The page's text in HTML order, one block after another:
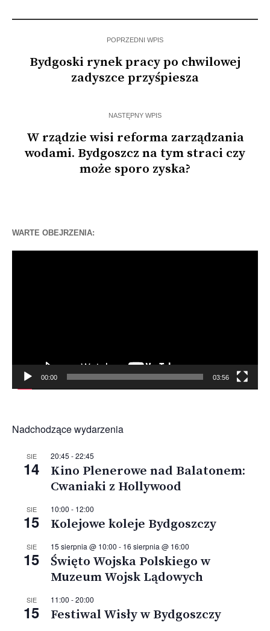
POPRZEDNI WPIS
Bydgoski rynek pracy po chwilowej
zadyszce przyśpiesza
NASTĘPNY WPIS
W rządzie wisi reforma zarządzania
wodami. Bydgoszcz na tym straci czy
może sporo zyska?
WARTE OBEJRZENIA:
00:00 03:56
Nadchodzące wydarzenia
SIE
14
20:45 -22:45
Kino Plenerowe nad Balatonem:
Cwaniaki z Hollywood
SIE
15
10:00 - 12:00
Kolejowe koleje Bydgoszczy
SIE
15
15 sierpnia @ 10:00 - 16 sierpnia @ 16:00
Święto Wojska Polskiego w
Muzeum Wojsk Lądowych
SIE
15
11:00 -20:00
Festiwal Wisły w Bydgoszczy